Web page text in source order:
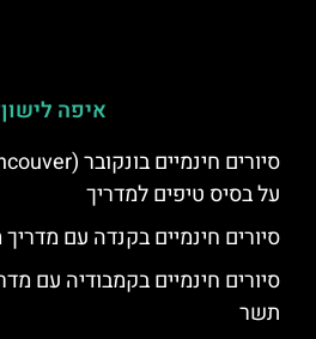
איפה
על בסיס טיפים למדריך
סיורים חינמיים בקנדה עם
סיורים חינמיים בקמבודיה עם
תשר